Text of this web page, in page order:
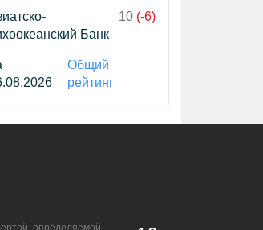
Банк
10 (-6)
Общий
рейтинг
определяемой